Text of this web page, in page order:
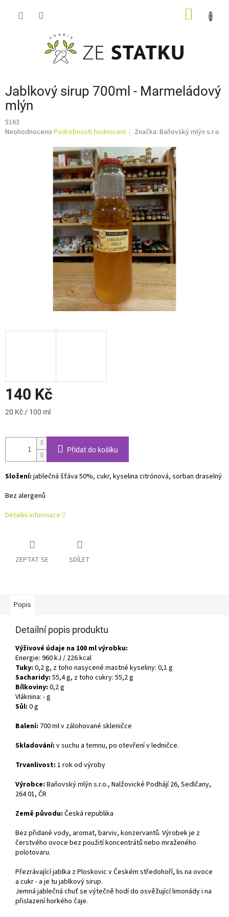
Jablkový sirup 700ml - Marmeládový
mlýn
5163
Průměrné
Neohodnoceno Podrobnosti hodnocení Značka: Baňovský mlýn s.r.o
140 Kč
Měrná
20 Kč / 100 ml
Přidat do košíku
Složení: jablečná šťáva 50%, cukr, kyselina citrónová, sorban draselný
Bez alergenů
Detailní informace
ZEPTAT SE SDÍLET
Popis
Detailní popis produktu
Výživové údaje na 100 ml výrobku:
Energie: 960 kJ / 226 kcal
Tuky: 0,2 g, z toho nasycené mastné kyseliny: 0,1 g
Sacharidy: 55,4 g, z toho cukry: 55,2 g
Bílkoviny: 0,2 g
Vláknina: - g
Sůl: 0 g
Balení: 700 ml v zálohované skleničce
Skladování: v suchu a temnu, po otevření v ledničce.
Trvanlivost: 1 rok od výroby
Výrobce: Baňovský mlýn s.r.o., Nalžovické Podhájí 26, Sedlčany,
264 01, ČR
Země původu: Česká republika
Bez přidané vody, aromat, barviv, konzervantů. Výrobek je z
čerstvého ovoce bez použití koncentrátů nebo mraženého
polotovaru.
Přezrávající jablka z Ploskovic v Českém středohoří, lis na ovoce
a cukr - a je tu jablkový sirup.
Jemná jablečná chuť se výtečně hodí do osvěžující limonády i na
přislazení horkého čaje.